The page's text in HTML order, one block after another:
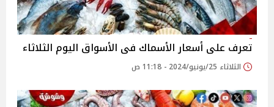
تعرف على أسعار الأسماك فى الأسواق اليوم الثلاثاء
الثلاثاء 25/يونيو/2024 - 11:18 ص